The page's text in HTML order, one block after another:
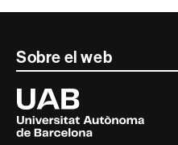
Contacte
informació
Sobre el web
Universitat
Autònoma
de
Barcelona